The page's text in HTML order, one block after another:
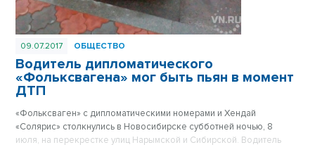
09.07.2017 ОБЩЕСТВО
Водитель дипломатического
«Фольксвагена» мог быть пьян в момент
ДТП
«Фольксваген» с дипломатическими номерами и Хендай
«Солярис» столкнулись в Новосибирске субботней ночью, 8
июля, на перекрестке улиц Нарымской и Сибирской. Водитель